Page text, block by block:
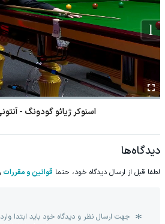
اسنوکر ژیائو گودونگ -
دیدگاه‌ها
لطفا قبل از ارسال دیدگاه خود، حتما قوانین و مقررات
جهت ارسال نظر و دیدگاه خود باید ابتدا